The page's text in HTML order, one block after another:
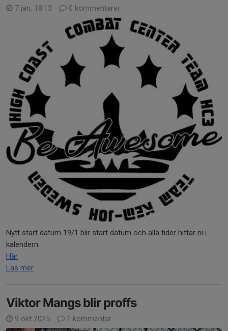
7 jan, 18:13 0 kommentarer
Nytt start datum 19/1 blir start datum och alla tider hittar ni i
kalendern.
Här
Läs mer
Viktor Mangs blir proffs
9 okt 2025 1 kommentar